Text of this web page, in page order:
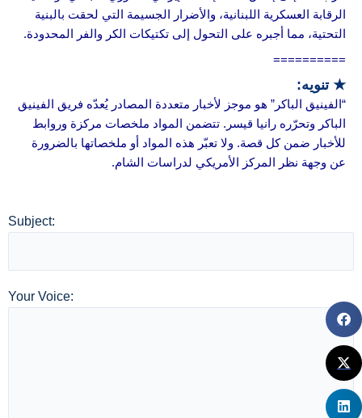
الرقابة العسكرية اللبنانية، والأضرار الجسيمة التي لحقت بالبنية
التحتية، مما أجبره على التحول إلى تكتيكات الكر والفر المحدودة.
==========
★ تنويه:
“الفينيق الباكر” هو موجز لأخبار متعددة المصادر يُعدّه فريق الفينيق
الباكر وتحرّره رانيا قيسر. تتضمن المواد ملخصات مركزة وروابط
للأخبار ضمن كل قصة. ولا تعبّر هذه المواد أو ملخصاتها بالضرورة
عن وجهة نظر المركز الأمريكي لدراسات الشام.
Subject:
Your Voice: